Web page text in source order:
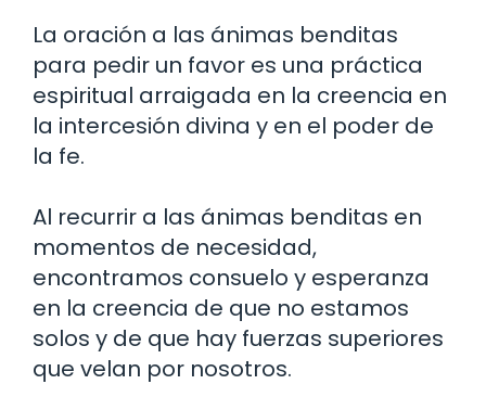
La oración a las ánimas benditas
para pedir un favor es una práctica
espiritual arraigada en la creencia en
la intercesión divina y en el poder de
la fe.
Al recurrir a las ánimas benditas en
momentos de necesidad,
encontramos consuelo y esperanza
en la creencia de que no estamos
solos y de que hay fuerzas superiores
que velan por nosotros.